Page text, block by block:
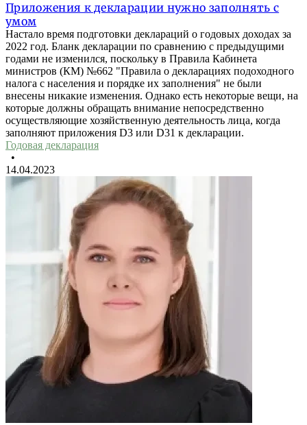
Приложения к декларации нужно заполнять с
умом
Настало время подготовки деклараций о годовых доходах за
2022 год. Бланк декларации по сравнению с предыдущими
годами не изменился, поскольку в Правила Кабинета
министров (КМ) №662 "Правила о декларациях подоходного
налога с населения и порядке их заполнения" не были
внесены никакие изменения. Однако есть некоторые вещи, на
которые должны обращать внимание непосредственно
осуществляющие хозяйственную деятельность лица, когда
заполняют приложения D3 или D31 к декларации.
Годовая декларация
•
14.04.2023